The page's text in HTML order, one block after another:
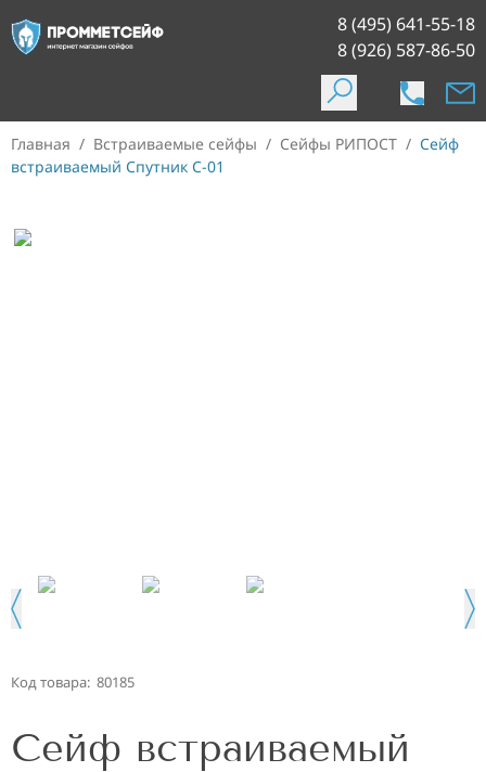
8 (495) 641-55-18
8 (926) 587-86-50
Главная / Встраиваемые сейфы / Сейфы РИПОСТ / Сейф
встраиваемый Спутник С-01
Код товара: 80185
Сейф встраиваемый